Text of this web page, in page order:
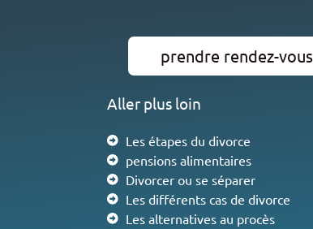
prendre rendez-vous
Aller plus loin
Les étapes du divorce
pensions alimentaires
Divorcer ou se séparer
Les différents cas de divorce
Les alternatives au procès